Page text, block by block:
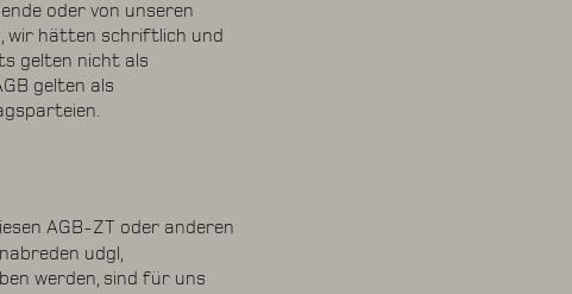
oder von unseren
wir hätten schriftlich und
gelten nicht als
gelten als
AGB-ZT oder anderen
udgl,
werden, sind für uns